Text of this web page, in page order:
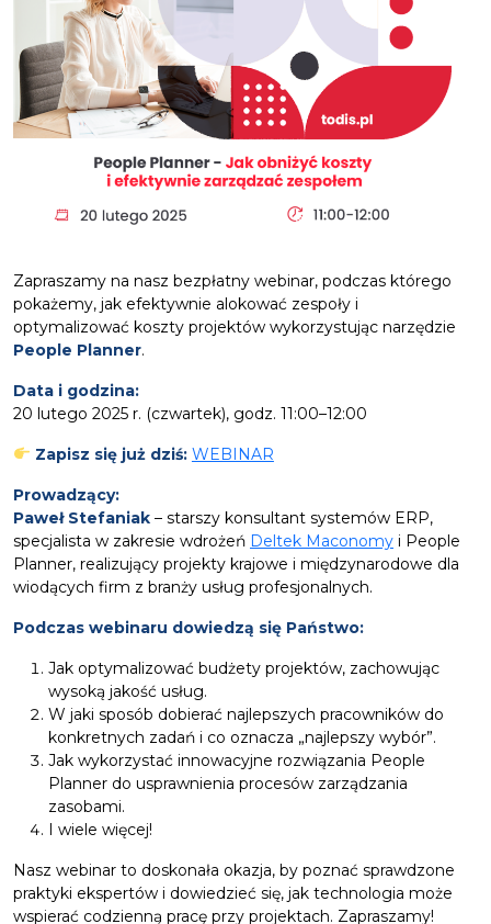
Zapraszamy na nasz bezpłatny webinar, podczas którego
pokażemy, jak efektywnie alokować zespoły i
optymalizować koszty projektów wykorzystując narzędzie
People Planner.
Data i godzina:
20 lutego 2025 r. (czwartek), godz. 11:00–12:00
Zapisz się już dziś: WEBINAR
Prowadzący:
Paweł Stefaniak – starszy konsultant systemów ERP,
specjalista w zakresie wdrożeń Deltek Maconomy i People
Planner, realizujący projekty krajowe i międzynarodowe dla
wiodących firm z branży usług profesjonalnych.
Podczas webinaru dowiedzą się Państwo:
Jak optymalizować budżety projektów, zachowując
wysoką jakość usług.
W jaki sposób dobierać najlepszych pracowników do
konkretnych zadań i co oznacza „najlepszy wybór”.
Jak wykorzystać innowacyjne rozwiązania People
Planner do usprawnienia procesów zarządzania
zasobami.
I wiele więcej!
Nasz webinar to doskonała okazja, by poznać sprawdzone
praktyki ekspertów i dowiedzieć się, jak technologia może
wspierać codzienną pracę przy projektach. Zapraszamy!